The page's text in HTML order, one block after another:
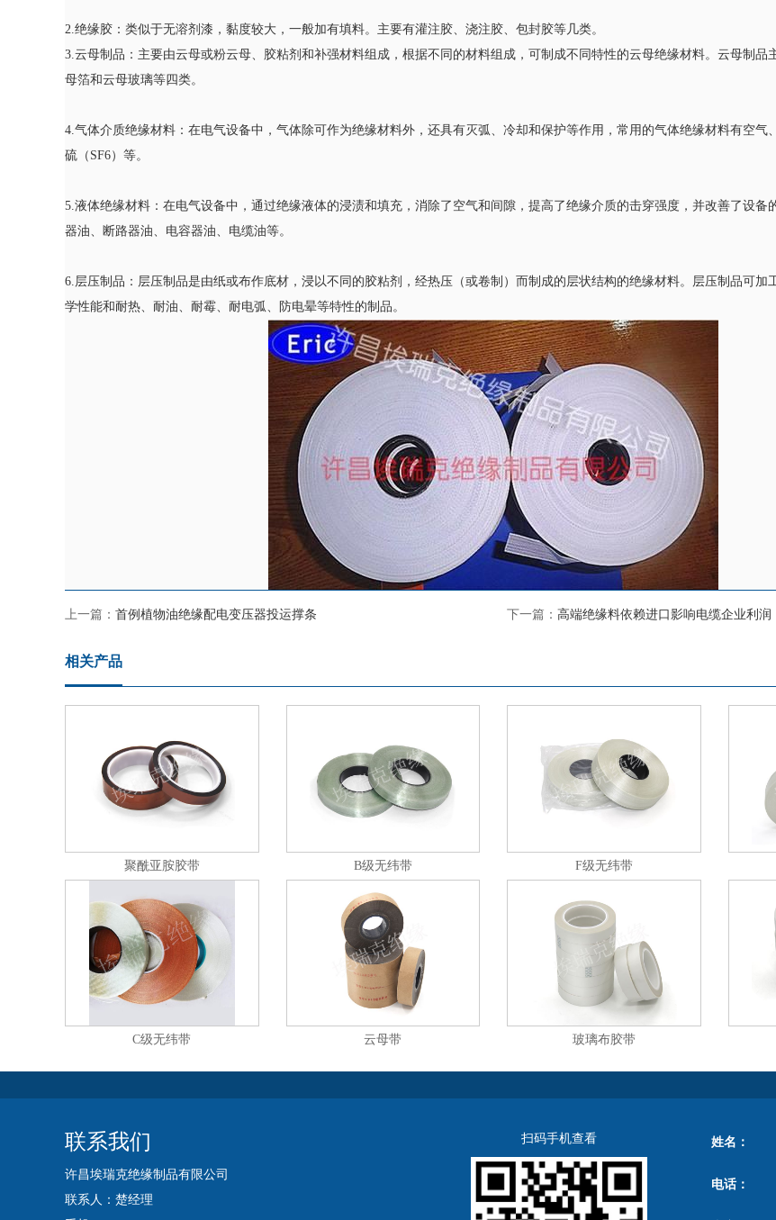
2.绝缘胶：类似于无溶剂漆，黏度较大，一般加有填料。主要有灌注胶、浇注胶、包封胶等几类。
3.云母制品：主要由云母或粉云母、胶粘剂和补强材料组成，根据不同的材料组成，可制成不同特性的云母绝缘材料。云母制品
母箔和云母玻璃等四类。
4.气体介质绝缘材料：在电气设备中，气体除可作为绝缘材料外，还具有灭弧、冷却和保护等作用，常用的气体绝缘材料有空气
硫（SF6）等。
5.液体绝缘材料：在电气设备中，通过绝缘液体的浸渍和填充，消除了空气和间隙，提高了绝缘介质的击穿强度，并改善了设备
器油、断路器油、电容器油、电缆油等。
6.层压制品：层压制品是由纸或布作底材，浸以不同的胶粘剂，经热压（或卷制）而制成的层状结构的绝缘材料。层压制品可加
学性能和耐热、耐油、耐霉、耐电弧、防电晕等特性的制品。
上一篇： 首例植物油绝缘配电变压器投运撑条 下一篇： 高端绝缘料依赖进口影响电缆企业利润
相关产品
聚酰亚胺胶带 B级无纬带 F级无纬带
C级无纬带 云母带 玻璃布胶带
联系我们
许昌埃瑞克绝缘制品有限公司
联系人：楚经理
扫码手机查看 姓名：
电话：